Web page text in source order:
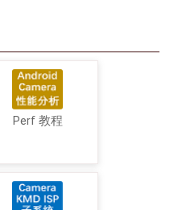
Perf 教程